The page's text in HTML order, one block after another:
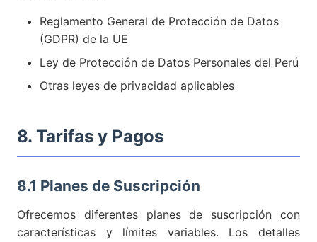
Reglamento General de Protección de Datos
(GDPR) de la UE
Ley de Protección de Datos Personales del Perú
Otras leyes de privacidad aplicables
8. Tarifas y Pagos
8.1 Planes de Suscripción
Ofrecemos diferentes planes de suscripción con
características y límites variables. Los detalles